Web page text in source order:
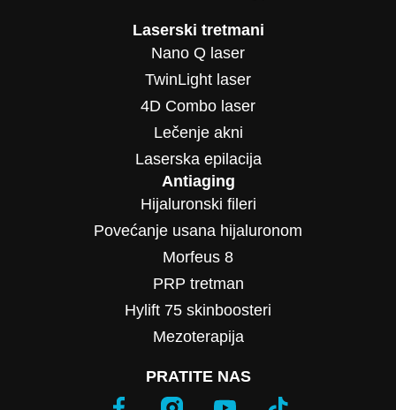
Laserski tretmani
Nano Q laser
TwinLight laser
4D Combo laser
Lečenje akni
Laserska epilacija
Antiaging
Hijaluronski fileri
Povećanje usana hijaluronom
Morfeus 8
PRP tretman
Hylift 75 skinboosteri
Mezoterapija
PRATITE NAS